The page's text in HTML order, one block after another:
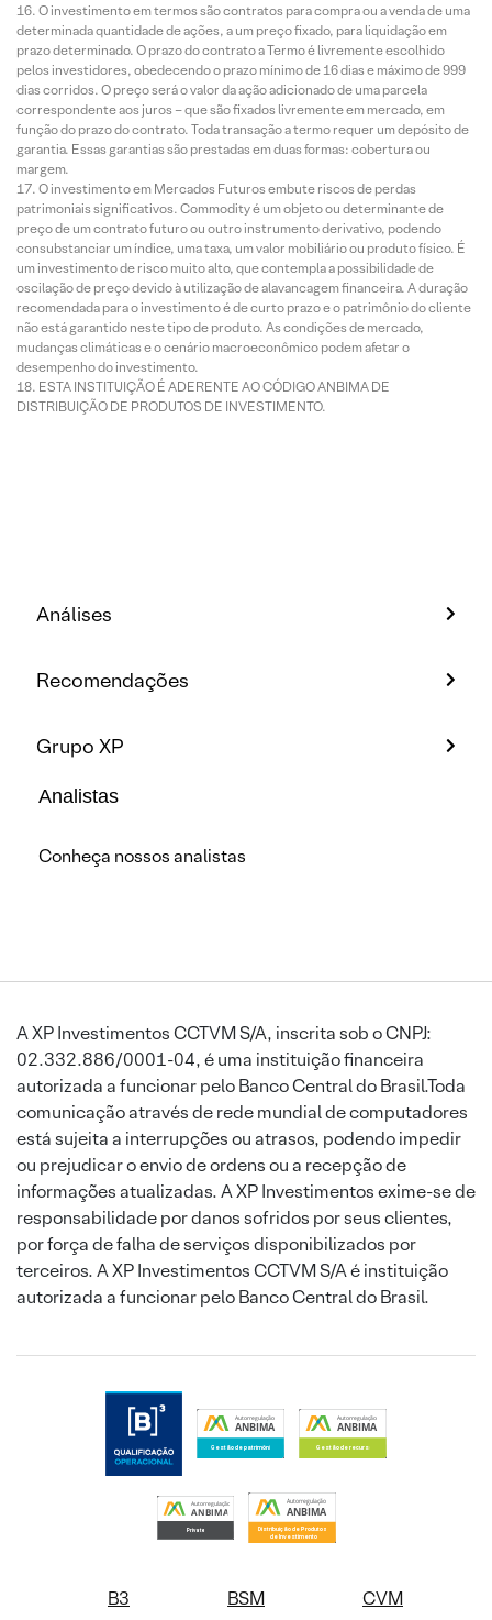
O investimento em termos são contratos para compra ou a venda de uma
determinada quantidade de ações, a um preço fixado, para liquidação em
prazo determinado. O prazo do contrato a Termo é livremente escolhido
pelos investidores, obedecendo o prazo mínimo de 16 dias e máximo de 999
dias corridos. O preço será o valor da ação adicionado de uma parcela
correspondente aos juros – que são fixados livremente em mercado, em
função do prazo do contrato. Toda transação a termo requer um depósito de
garantia. Essas garantias são prestadas em duas formas: cobertura ou
margem.
O investimento em Mercados Futuros embute riscos de perdas
patrimoniais significativos. Commodity é um objeto ou determinante de
preço de um contrato futuro ou outro instrumento derivativo, podendo
consubstanciar um índice, uma taxa, um valor mobiliário ou produto físico. É
um investimento de risco muito alto, que contempla a possibilidade de
oscilação de preço devido à utilização de alavancagem financeira. A duração
recomendada para o investimento é de curto prazo e o patrimônio do cliente
não está garantido neste tipo de produto. As condições de mercado,
mudanças climáticas e o cenário macroeconômico podem afetar o
desempenho do investimento.
ESTA INSTITUIÇÃO É ADERENTE AO CÓDIGO ANBIMA DE
DISTRIBUIÇÃO DE PRODUTOS DE INVESTIMENTO.
Análises
Recomendações
Grupo XP
Analistas
Conheça nossos analistas
A XP Investimentos CCTVM S/A, inscrita sob o CNPJ:
02.332.886/0001-04, é uma instituição financeira
autorizada a funcionar pelo Banco Central do Brasil.Toda
comunicação através de rede mundial de computadores
está sujeita a interrupções ou atrasos, podendo impedir
ou prejudicar o envio de ordens ou a recepção de
informações atualizadas. A XP Investimentos exime-se de
responsabilidade por danos sofridos por seus clientes,
por força de falha de serviços disponibilizados por
terceiros. A XP Investimentos CCTVM S/A é instituição
autorizada a funcionar pelo Banco Central do Brasil.
B3 BSM CVM